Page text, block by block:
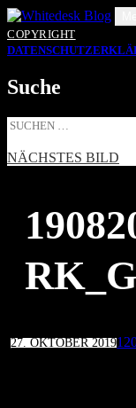
Zum
Inhalt
springen
COPYRIGHT
Suche
Suche
NÄCHSTES BILD
Veröffentlicht
am
27. OKTOBER 2019